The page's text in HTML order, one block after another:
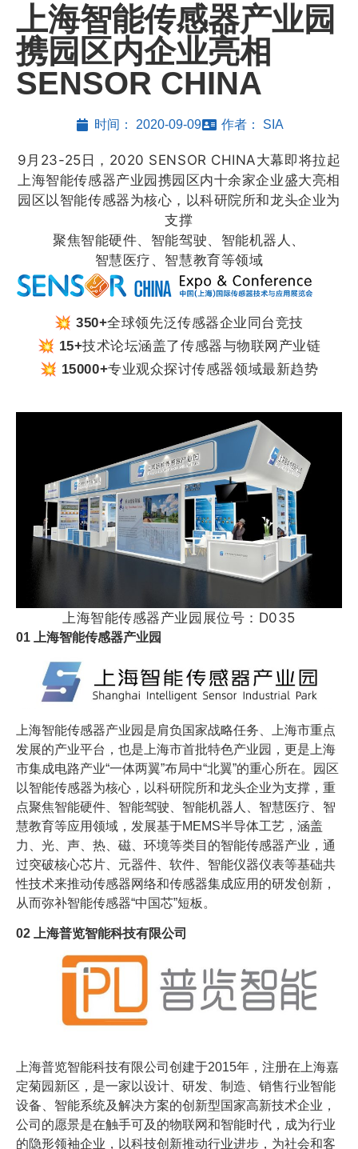
上海智能传感器产业园
携园区内企业亮相
SENSOR CHINA
时间： 2020-09-09 作者： SIA
9月23-25日，2020 SENSOR CHINA大幕即将拉起
上海智能传感器产业园携园区内十余家企业盛大亮相
园区以智能传感器为核心，以科研院所和龙头企业为
支撑
聚焦智能硬件、智能驾驶、智能机器人、
智慧医疗、智慧教育等领域
💥 350+全球领先泛传感器企业同台竞技
💥 15+技术论坛涵盖了传感器与物联网产业链
💥 15000+专业观众探讨传感器领域最新趋势
上海智能传感器产业园展位号：D035
01 上海智能传感器产业园
上海智能传感器产业园是肩负国家战略任务、上海市重点
发展的产业平台，也是上海市首批特色产业园，更是上海
市集成电路产业“一体两翼”布局中“北翼”的重心所在。园区
以智能传感器为核心，以科研院所和龙头企业为支撑，重
点聚焦智能硬件、智能驾驶、智能机器人、智慧医疗、智
慧教育等应用领域，发展基于MEMS半导体工艺，涵盖
力、光、声、热、磁、环境等类目的智能传感器产业，通
过突破核心芯片、元器件、软件、智能仪器仪表等基础共
性技术来推动传感器网络和传感器集成应用的研发创新，
从而弥补智能传感器“中国芯”短板。
02 上海普览智能科技有限公司
上海普览智能科技有限公司创建于2015年，注册在上海嘉
定菊园新区，是一家以设计、研发、制造、销售行业智能
设备、智能系统及解决方案的创新型国家高新技术企业，
公司的愿景是在触手可及的物联网和智能时代，成为行业
的隐形领袖企业，以科技创新推动行业进步，为社会和客